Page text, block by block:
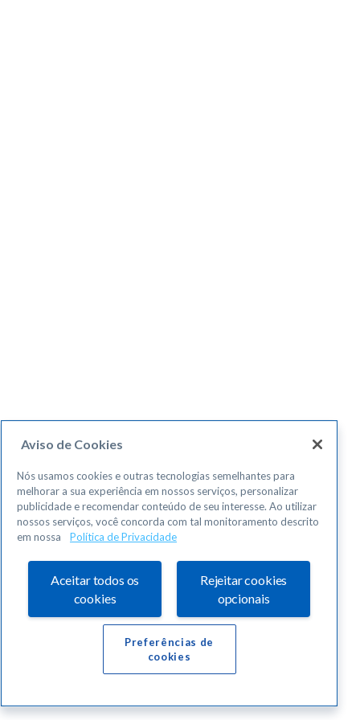
Aviso de Cookies
Nós usamos cookies e outras tecnologias semelhantes para
melhorar a sua experiência em nossos serviços, personalizar
publicidade e recomendar conteúdo de seu interesse. Ao utilizar
nossos serviços, você concorda com tal monitoramento descrito
em nossa
Política de Privacidade
Aceitar todos os
cookies
Rejeitar cookies
opcionais
Preferências de
cookies